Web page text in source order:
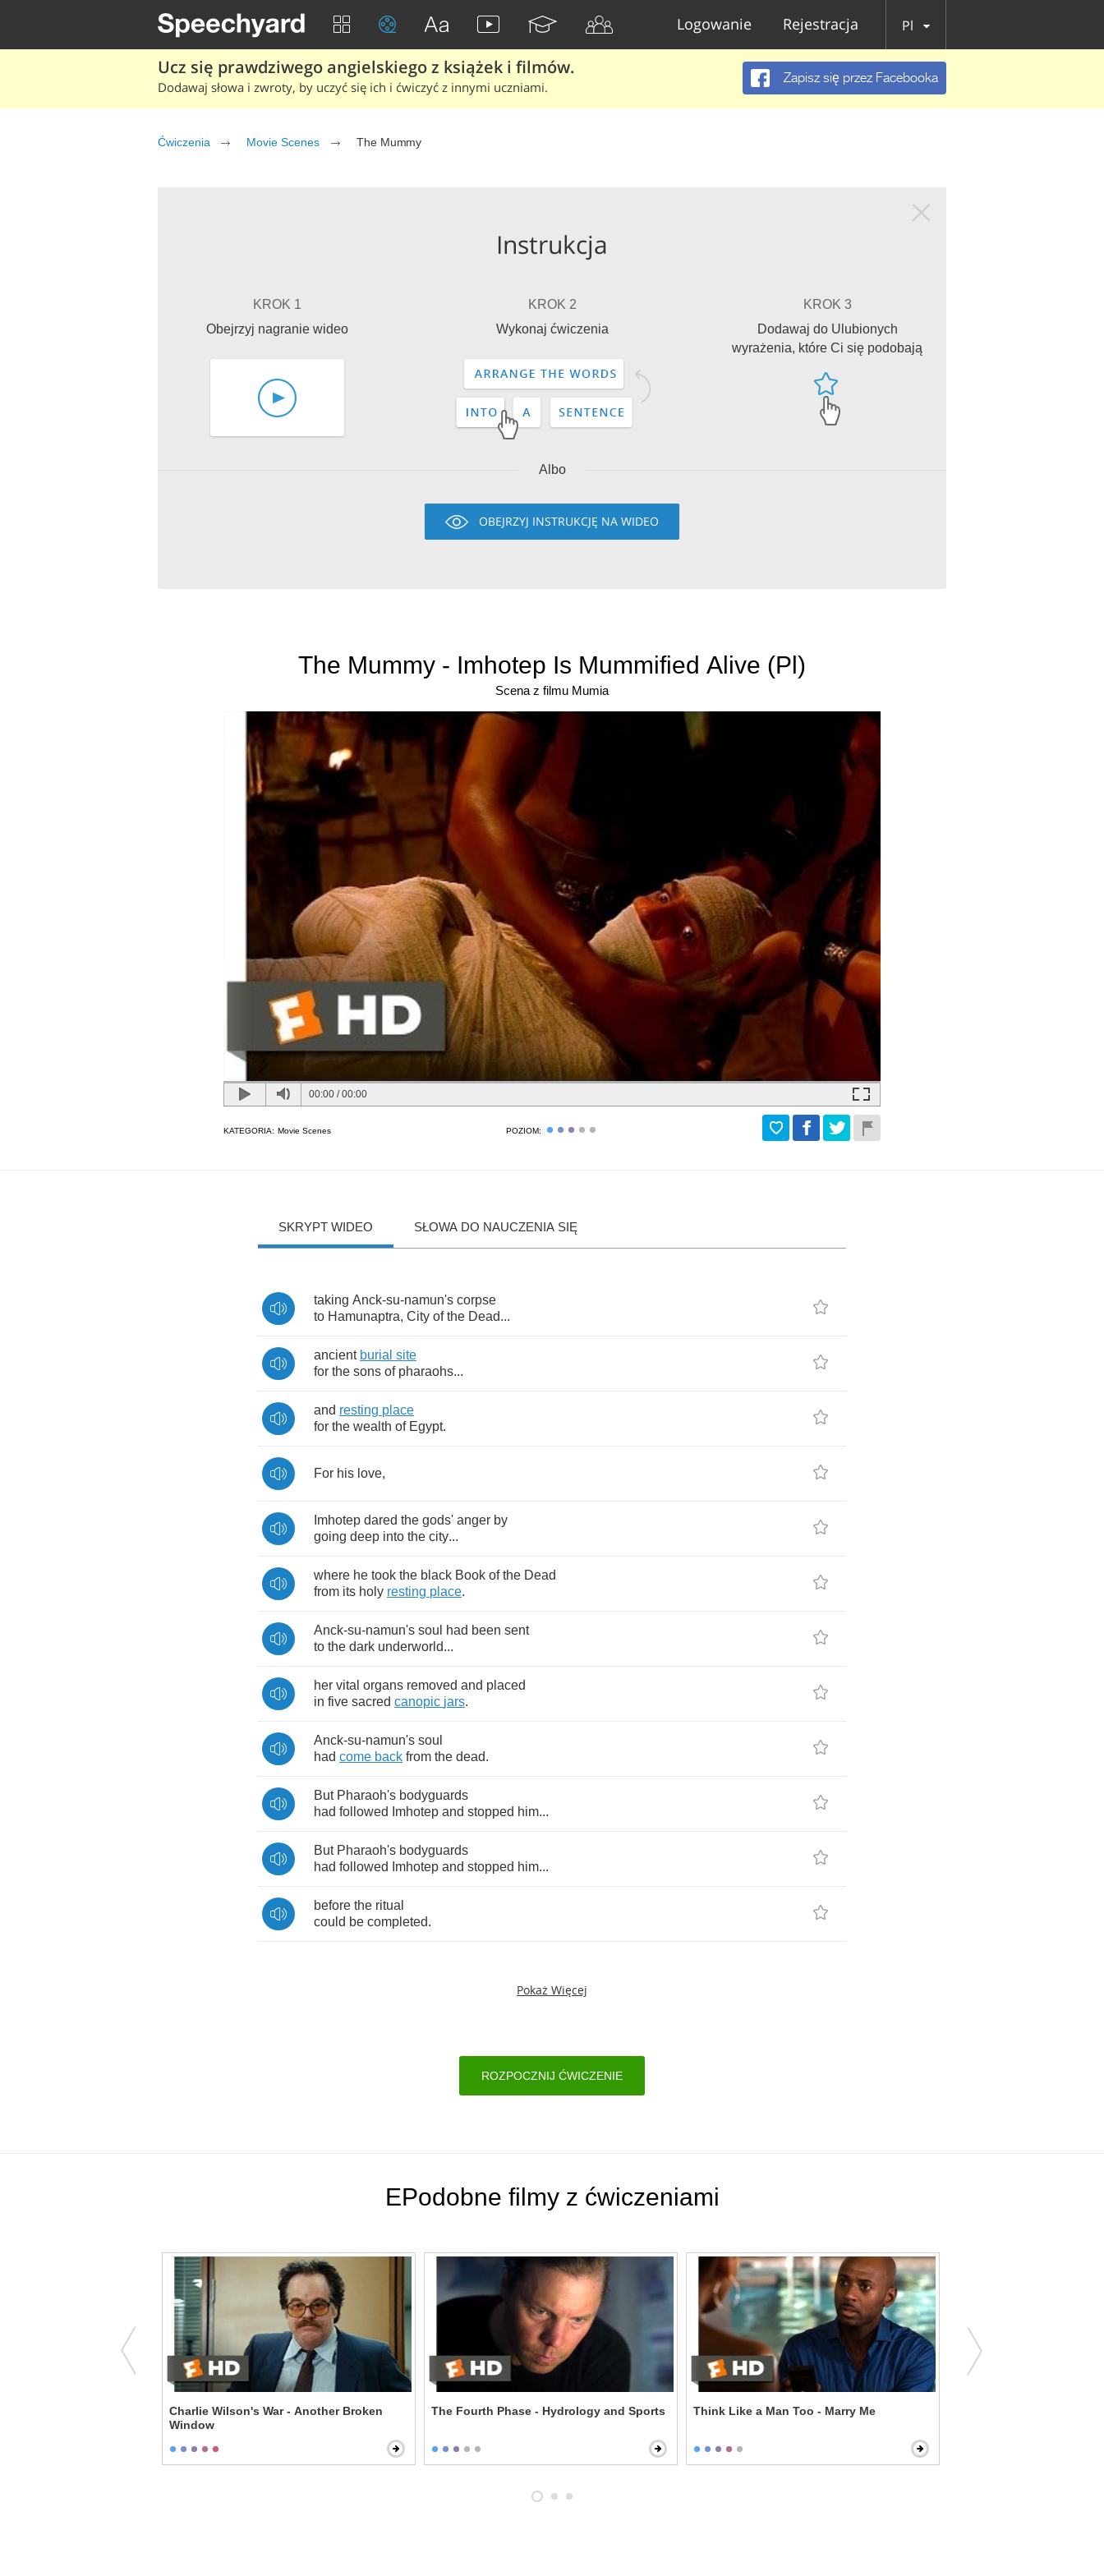
Logowanie Rejestracja Pl
Ucz się prawdziwego angielskiego z książek i filmów.
Dodawaj słowa i zwroty, by uczyć się ich i ćwiczyć z innymi uczniami.
Zapisz się przez Facebooka
Ćwiczenia Movie Scenes The Mummy
Instrukcja
KROK 1
Obejrzyj nagranie wideo
KROK 2
Wykonaj ćwiczenia
KROK 3
Dodawaj do Ulubionych
wyrażenia, które Ci się podobają
Albo
OBEJRZYJ INSTRUKCJĘ NA WIDEO
The Mummy - Imhotep Is Mummified Alive (Pl)
Scena z filmu Mumia
00:00 /00:00
KATEGORIA: Movie Scenes POZIOM:
SKRYPT WIDEO SŁOWA DO NAUCZENIA SIĘ
taking Anck-su-namun's corpse
to Hamunaptra, City of the Dead...
ancient burial site
for the sons of pharaohs...
and resting place
for the wealth of Egypt.
For his love,
Imhotep dared the gods' anger by
going deep into the city...
where he took the black Book of the Dead
from its holy resting place.
Anck-su-namun's soul had been sent
to the dark underworld...
her vital organs removed and placed
in five sacred canopic jars.
Anck-su-namun's soul
had come back from the dead.
But Pharaoh's bodyguards
had followed Imhotep and stopped him...
But Pharaoh's bodyguards
had followed Imhotep and stopped him...
before the ritual
could be completed.
Pokaż Więcej
ROZPOCZNIJ ĆWICZENIE
EPodobne filmy z ćwiczeniami
Charlie Wilson's War - Another Broken
Window
The Fourth Phase - Hydrology and Sports Think Like a Man Too - Marry Me